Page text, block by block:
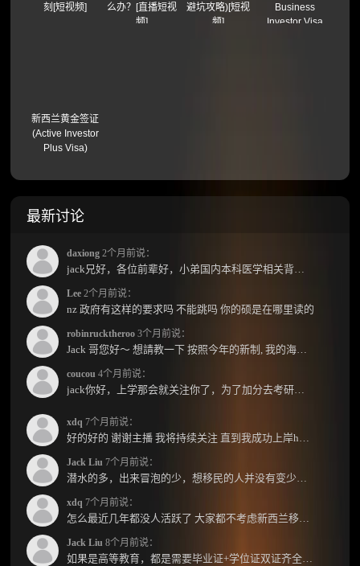
刻[短视频]
么办？[直播短视
频]
避坑攻略)[短视
频]
Business
Investor Visa
新西兰黄金签证
(Active Investor
Plus Visa)
最新讨论
daxiong 2个月前说：
Lee 2个月前说：
nz 政府有这样的要求吗 不能跳吗 你的硕是在哪里读的
robinrucktheroo 3个月前说：
coucou 4个月前说：
xdq 7个月前说：
Jack Liu 7个月前说：
xdq 7个月前说：
Jack Liu 8个月前说：